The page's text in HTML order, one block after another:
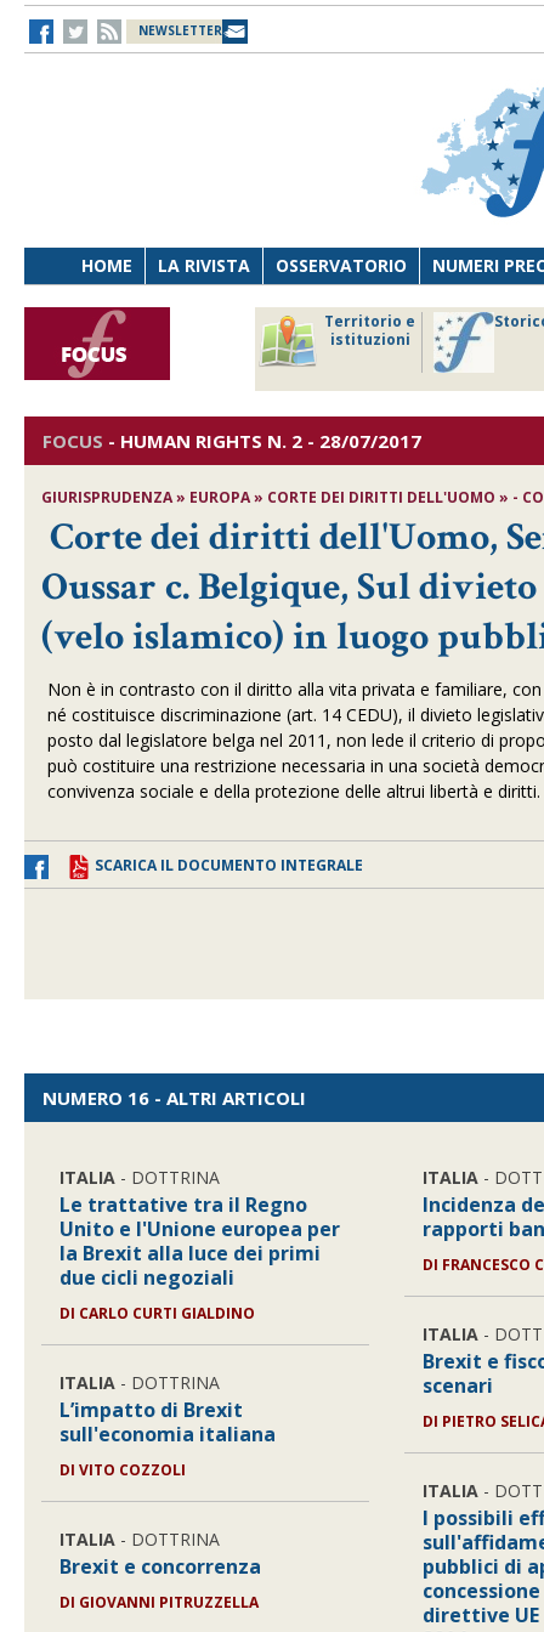
NEWSLETTER
HOME LA RIVISTA OSSERVATORIO NUMERI
Territorio e
istituzioni
FOCUS - HUMAN RIGHTS N. 2 - 28/07/2017
GIURISPRUDENZA » EUROPA » CORTE DEI DIRITTI DELL'UOMO » -
Corte dei diritti dell'Uomo,
Oussar c. Belgique, Sul
(velo islamico) in luogo
Non è in contrasto con il diritto alla vita privata e familiare,
né costituisce discriminazione (art. 14 CEDU), il divieto
posto dal legislatore belga nel 2011, non lede il criterio di
può costituire una restrizione necessaria in una società
convivenza sociale e della protezione delle altrui libertà e diritti.
SCARICA IL DOCUMENTO INTEGRALE
NUMERO 16 - ALTRI ARTICOLI
ITALIA - DOTTRINA
Le trattative tra il Regno
Unito e l'Unione europea per
la Brexit alla luce dei primi
due cicli negoziali
DI CARLO CURTI GIALDINO
ITALIA - DOTTRINA
L’impatto di Brexit
sull'economia italiana
DIVITO COZZOLI
ITALIA - DOTTRINA
Brexit e concorrenza
DI GIOVANNI PITRUZZELLA
ITALIA -
Incidenza
rapporti
DI FRANCESCO
ITALIA -
Brexit e
scenari
DI PIETRO
ITALIA -
I possibili
pubblici di
direttive UE